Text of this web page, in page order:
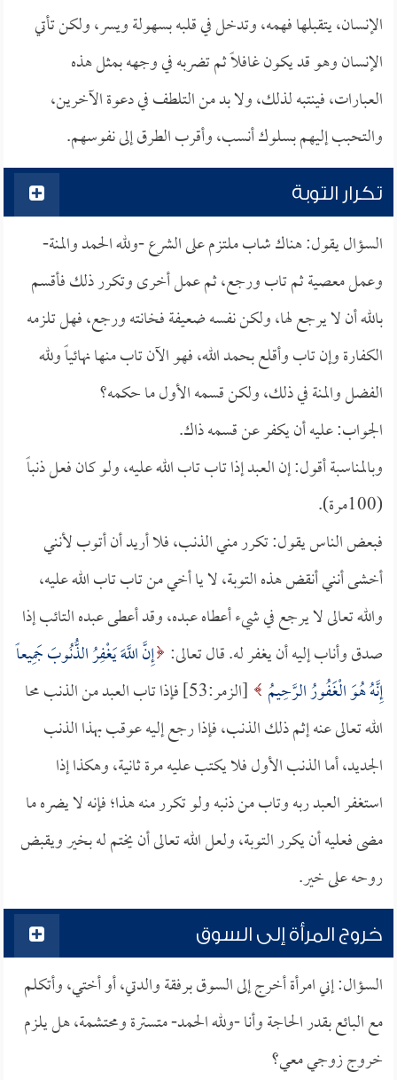
الإنسان، يتقبلها فهمه، وتدخل في قلبه بسهولة ويسر، ولكن تأتي
الإنسان وهو قد يكون غافلاً ثم تضربه في وجهه بمثل هذه
العبارات، فينتبه لذلك، ولا بد من التلطف في دعوة الآخرين،
والتحبب إليهم بسلوك أنسب، وأقرب الطرق إلى نفوسهم.
تكرار التوبة
السؤال يقول: هناك شاب ملتزم على الشرع -ولله الحمد والمنة-
وعمل معصية ثم تاب ورجع، ثم عمل أخرى وتكرر ذلك فأقسم
بالله أن لا يرجع لها، ولكن نفسه ضعيفة فخانته ورجع، فهل تلزمه
الكفارة وإن تاب وأقلع بحمد الله، فهو الآن تاب منها نهائياً ولله
الفضل والمنة في ذلك، ولكن قسمه الأول ما حكمه؟
الجواب: عليه أن يكفر عن قسمه ذاك.
وبالمناسبة أقول: إن العبد إذا تاب تاب الله عليه، ولو كان فعل ذنباً
(100مرة).
فبعض الناس يقول: تكرر مني الذنب، فلا أريد أن أتوب لأنني
أخشى أنني أنقض هذه التوبة، لا يا أخي من تاب تاب الله عليه،
والله تعالى لا يرجع في شيء أعطاه عبده، وقد أعطى عبده التائب إذا
صدق وأناب إليه أن يغفر له. قال تعالى: إِنَّ اللَّهَ يَغْفِرُ الذُّنُوبَ جَمِيعاً
إِنَّهُ هُوَ الْغَفُورُ الرَّحِيمُ
[الزمر:53] فإذا تاب العبد من الذنب محا
الله تعالى عنه إثم ذلك الذنب، فإذا رجع إليه عوقب بهذا الذنب
الجديد، أما الذنب الأول فلا يكتب عليه مرة ثانية، وهكذا إذا
استغفر العبد ربه وتاب من ذنبه ولو تكرر منه هذا؛ فإنه لا يضره ما
مضى فعليه أن يكرر التوبة، ولعل الله تعالى أن يختم له بخير ويقبض
روحه على خير.
خروج المرأة إلى السوق
السؤال: إني امرأة أخرج إلى السوق برفقة والدتي، أو أختي، وأتكلم
مع البائع بقدر الحاجة وأنا -ولله الحمد- متسترة ومحتشمة، هل يلزم
خروج زوجي معي؟